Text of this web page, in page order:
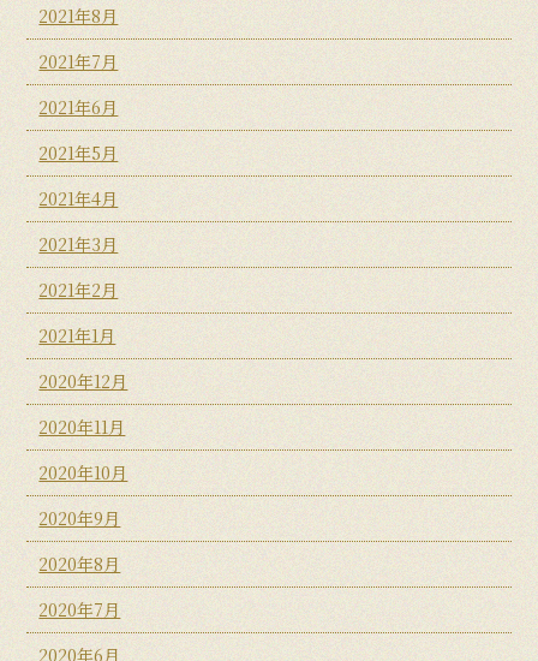
2021年8月
2021年7月
2021年6月
2021年5月
2021年4月
2021年3月
2021年2月
2021年1月
2020年12月
2020年11月
2020年10月
2020年9月
2020年8月
2020年7月
2020年6月